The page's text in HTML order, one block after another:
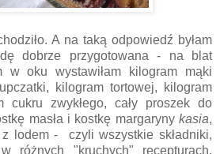
A na taką odpowiedź byłam
dobrze przygotowana - na blat
w oku wystawiłam kilogram mąki
kilogram tortowej, kilogram
cukru zwykłego, cały proszek do
masła i kostkę margaryny kasia,
lodem - czyli wszystkie składniki,
różnych "kruchych" recepturach.